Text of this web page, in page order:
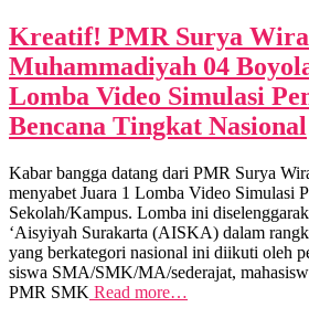
Kreatif! PMR Surya
Muhammadiyah 04
Lomba Video Simulasi
Bencana Tingkat Nasional
Kabar bangga datang dari PMR Surya
menyabet Juara 1 Lomba Video Simulasi
Sekolah/Kampus. Lomba ini
‘Aisyiyah Surakarta (AISKA) dalam
yang berkategori nasional ini diikuti oleh
siswa SMA/SMK/MA/sederajat,
PMR SMK Read more…